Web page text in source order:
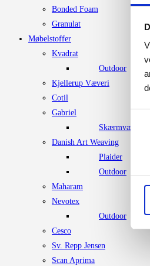
Bonded Foam
Granulat
Møbelstoffer
Kvadrat
Outdoor
Kjellerup Væveri
Cotil
Gabriel
Skærmvægstof
Danish Art Weaving
Plaider
Outdoor
Maharam
Nevotex
Outdoor
Cesco
Sv. Repp Jensen
Scan Aprima